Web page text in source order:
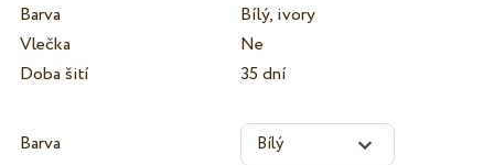
Barva
Bílý, ivory
Vlečka
Ne
Doba šití
35 dní
Barva